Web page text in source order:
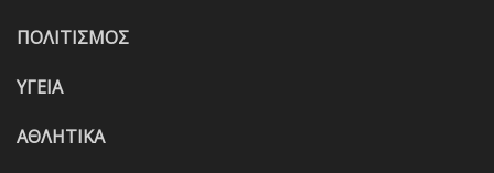
ΠΟΛΙΤΙΣΜΟΣ
ΥΓΕΙΑ
ΑΘΛΗΤΙΚΑ